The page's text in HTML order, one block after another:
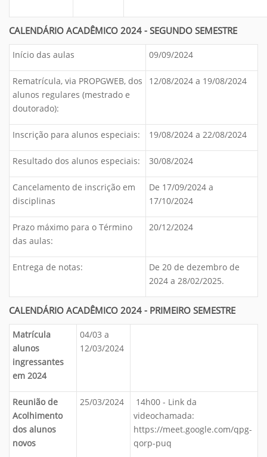
CALENDÁRIO ACADÊMICO 2024 - SEGUNDO SEMESTRE
Início das aulas 09/09/2024
Rematrícula, via PROPGWEB, dos
alunos regulares (mestrado e
doutorado):
12/08/2024 a 19/08/2024
Inscrição para alunos especiais: 19/08/2024 a 22/08/2024
Resultado dos alunos especiais: 30/08/2024
Cancelamento de inscrição em
disciplinas
De 17/09/2024 a
17/10/2024
Prazo máximo para o Término
das aulas:
20/12/2024
Entrega de notas:
De 20 de dezembro de
2024 a 28/02/2025.
CALENDÁRIO ACADÊMICO 2024 - PRIMEIRO SEMESTRE
Matrícula
alunos
ingressantes
em 2024
04/03 a
12/03/2024
Reunião de
Acolhimento
dos alunos
novos
25/03/2024
14h00 - Link da
videochamada:
https://meet.google.com/qpg-
qorp-puq